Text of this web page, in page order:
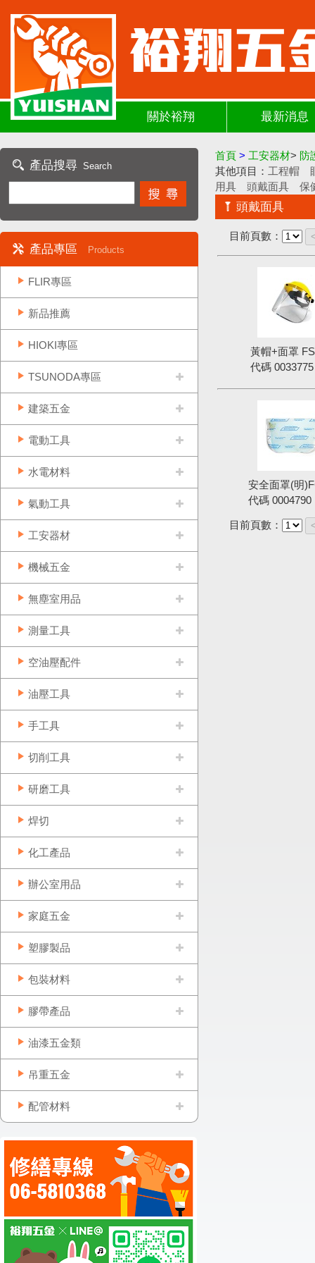
關於裕翔 最新消息
產品搜尋 Search
產品專區 Products
FLIR專區
新品推薦
HIOKI專區
TSUNODA專區
建築五金
電動工具
水電材料
氣動工具
工安器材
機械五金
無塵室用品
測量工具
空油壓配件
油壓工具
手工具
切削工具
研磨工具
焊切
化工產品
辦公室用品
家庭五金
塑膠製品
包裝材料
膠帶產品
油漆五金類
吊重五金
配管材料
首頁 > 工安器材> 防
其他項目： 工程帽
用具
頭戴面具 保
頭戴面具
目前頁數：
黃帽+面罩
代碼 0033775
安全面罩(明
代碼 0004790
目前頁數：